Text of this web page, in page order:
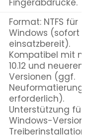
Fingerabdrücke.
Format: NTFS für
Windows (sofort
einsatzbereit).
Kompatibel mit
10.12 und neueren
Versionen (ggf.
Neuformatierung
erforderlich).
Unterstützung für
Windows-
Treiberinstallation.